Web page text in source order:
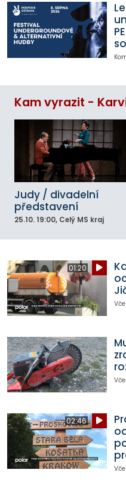
Kam vyrazit -
Judy / divadelní
představení
25.10. 19:00, Celý MS kraj
01:20
02:46